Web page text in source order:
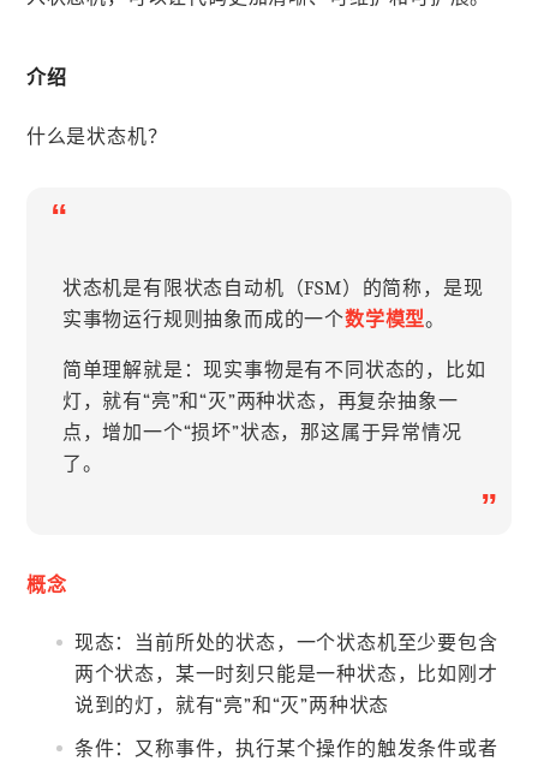
介绍
什么是状态机？
“
状态机是有限状态自动机（FSM）的简称，是现
实事物运行规则抽象而成的一个数学模型。
简单理解就是：现实事物是有不同状态的，比如
灯，就有“亮”和“灭”两种状态，再复杂抽象一
点，增加一个“损坏”状态，那这属于异常情况
了。
”
概念
现态：当前所处的状态，一个状态机至少要包含
两个状态，某一时刻只能是一种状态，比如刚才
说到的灯，就有“亮”和“灭”两种状态
条件：又称事件，执行某个操作的触发条件或者